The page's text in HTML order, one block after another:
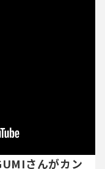
さんがカン